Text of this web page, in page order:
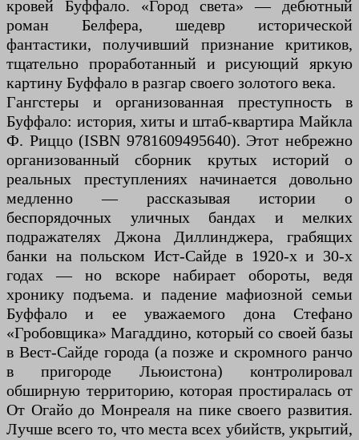
кровей Буффало. «Город света» — дебютный
роман Белфера, шедевр исторической
фантастики, получивший признание критиков,
тщательно проработанный и рисующий яркую
картину Буффало в разгар своего золотого века.
Гангстеры и организованная преступность в
Буффало: история, хиты и штаб-квартира Майкла
Ф. Риццо (ISBN 9781609495640). Этот небрежно
организованный сборник крутых историй о
реальных преступлениях начинается довольно
медленно — рассказывая истории о
беспорядочных уличных бандах и мелких
подражателях Джона Диллинджера, грабящих
банки на польском Ист-Сайде в 1920-х и 30-х
годах — но вскоре набирает обороты, ведя
хронику подъема. и падение мафиозной семьи
Буффало и ее уважаемого дона Стефано
«Гробовщика» Магаддино, который со своей базы
в Вест-Сайде города (а позже и скромного ранчо
в пригороде Льюистона) контролировал
обширную территорию, которая простиралась от
От Огайо до Монреаля на пике своего развития.
Лучше всего то, что места всех убийств, укрытий,